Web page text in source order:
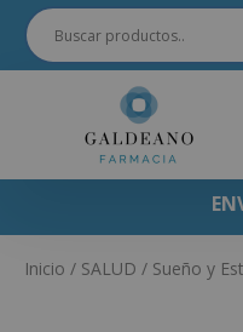
Inicio / SALUD / Sueño y